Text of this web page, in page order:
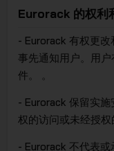
Eurorack 的权利
- Eurorack 有权更
事先通知用户。用
件。 。
- Eurorack 保留实
权的访问或未经授权
- Eurorack 不代表